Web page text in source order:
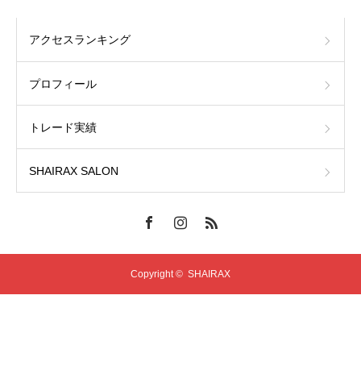
アクセスランキング
プロフィール
トレード実績
SHAIRAX SALON
Copyright © SHAIRAX